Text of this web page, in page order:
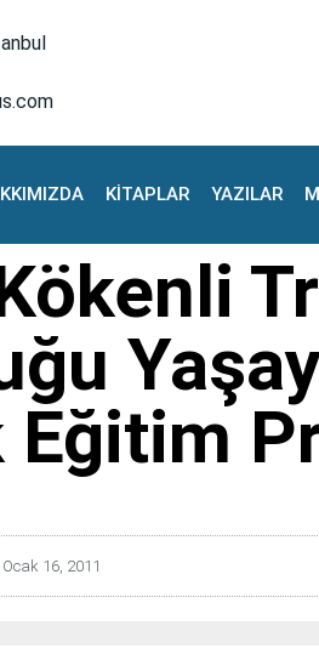
KİTAPLAR YAZILAR
Ocak 16, 2011